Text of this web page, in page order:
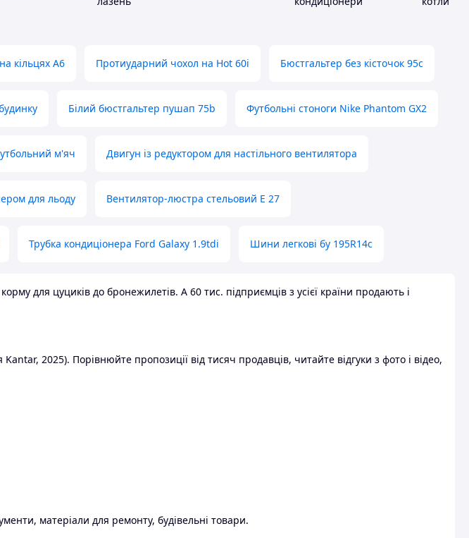
кільцях А6 Протиударний чохол на Hot 60i Бюстгальтер без кісточок 95с
Білий бюстгальтер пушап 75b Футбольні стоноги Nike Phantom GX2
м'яч Двигун із редуктором для настільного вентилятора
для льоду Вентилятор-люстра стельовий E 27
Трубка кондиціонера Ford Galaxy 1.9tdi Шини легкові бу 195R14c
для цуциків до бронежилетів. А 60 тис. підприємців з усієї країни продають і
2025). Порівнюйте пропозиції від тисяч продавців, читайте відгуки з фото і відео,
матеріали для ремонту, будівельні товари.